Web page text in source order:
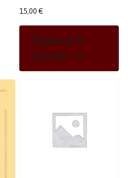
15,00 €
Aggiungi Al
Carrello